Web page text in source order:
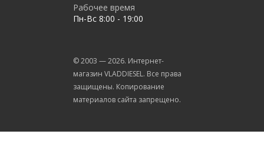
Рабочее время
Пн-Вс 8:00 - 19:00
© 2003 —2026. Интернет-
магазин VLADDIESEL. Все права
защищены. Копирование
материалов сайта запрещено.